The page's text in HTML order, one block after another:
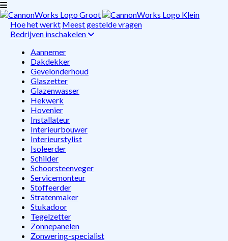
Hoe het werkt Meest gestelde vragen
Bedrijven inschakelen
Aannemer
Dakdekker
Gevelonderhoud
Glaszetter
Glazenwasser
Hekwerk
Hovenier
Installateur
Interieurbouwer
Interieurstylist
Isoleerder
Schilder
Schoorsteenveger
Servicemonteur
Stoffeerder
Stratenmaker
Stukadoor
Tegelzetter
Zonnepanelen
Zonwering-specialist